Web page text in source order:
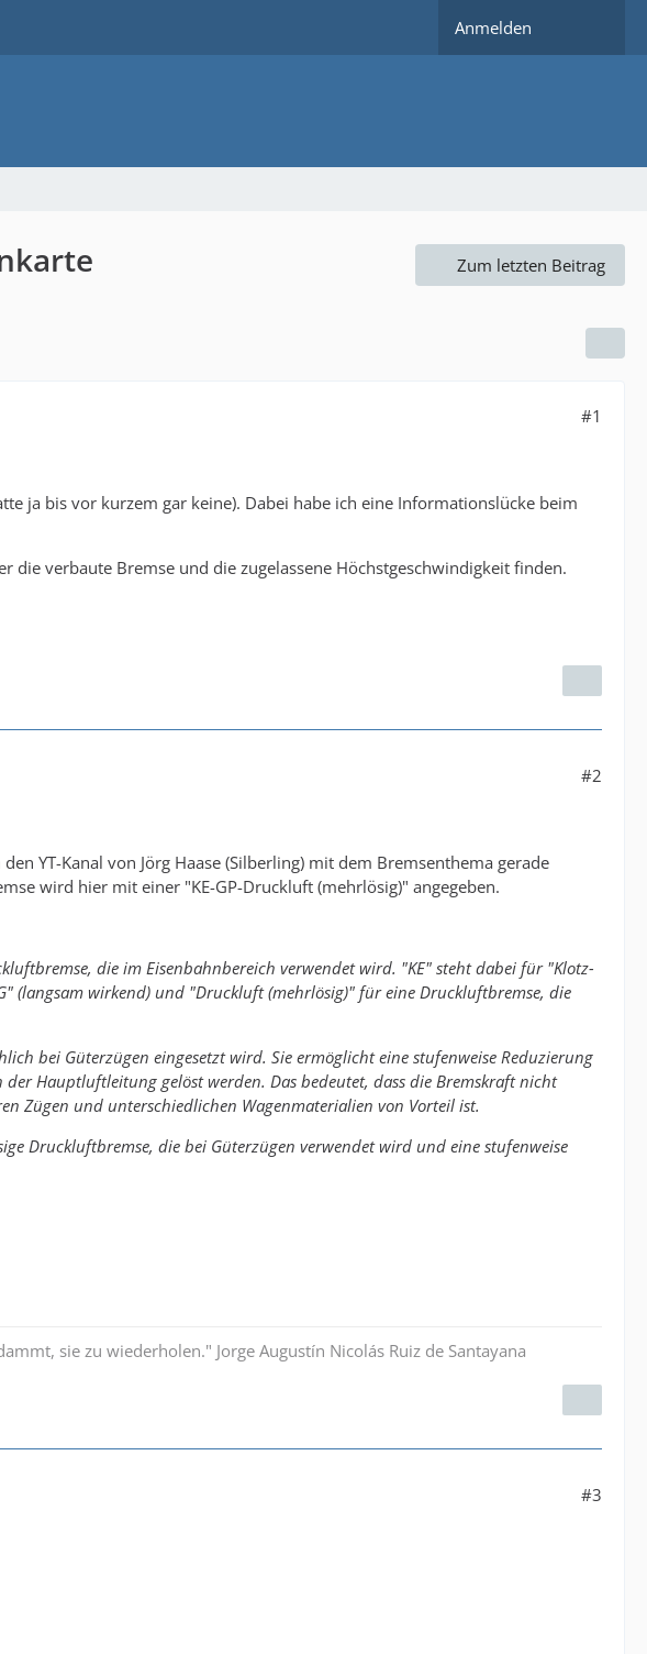
Anmelden
Zum letzten Beitrag
#1
ja bis vor kurzem gar keine). Dabei habe ich eine Informationslücke beim
verbaute Bremse und die zugelassene Höchstgeschwindigkeit finden.
#2
YT-Kanal von Jörg Haase (Silberling) mit dem Bremsenthema gerade
wird hier mit einer "KE-GP-Druckluft (mehrlösig)" angegeben.
die im Eisenbahnbereich verwendet wird. "KE" steht dabei für "Klotz-
(langsam wirkend) und "Druckluft (mehrlösig)" für eine Druckluftbremse, die
bei Güterzügen eingesetzt wird. Sie ermöglicht eine stufenweise Reduzierung
Hauptluftleitung gelöst werden. Das bedeutet, dass die Bremskraft nicht
Zügen und unterschiedlichen Wagenmaterialien von Vorteil ist.
Druckluftbremse, die bei Güterzügen verwendet wird und eine stufenweise
sie zu wiederholen." Jorge Augustín Nicolás Ruiz de Santayana
#3